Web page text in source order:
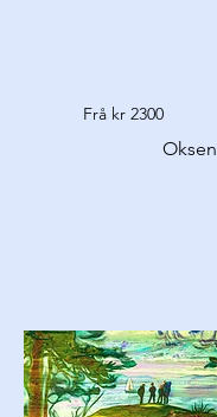
Frå kr 2300
Oksen